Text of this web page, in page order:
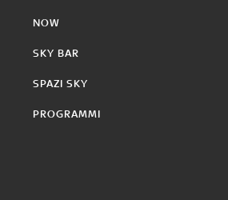
NOW
SKY BAR
SPAZI SKY
PROGRAMMI